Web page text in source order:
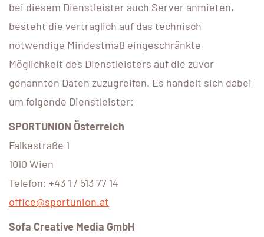
bei diesem Dienstleister auch Server anmieten,
besteht die vertraglich auf das technisch
notwendige Mindestmaß eingeschränkte
Möglichkeit des Dienstleisters auf die zuvor
genannten Daten zuzugreifen. Es handelt sich dabei
um folgende Dienstleister:
SPORTUNION Österreich
Falkestraße 1
1010 Wien
Telefon: +43 1 / 513 77 14
office@sportunion.at
Sofa Creative Media GmbH